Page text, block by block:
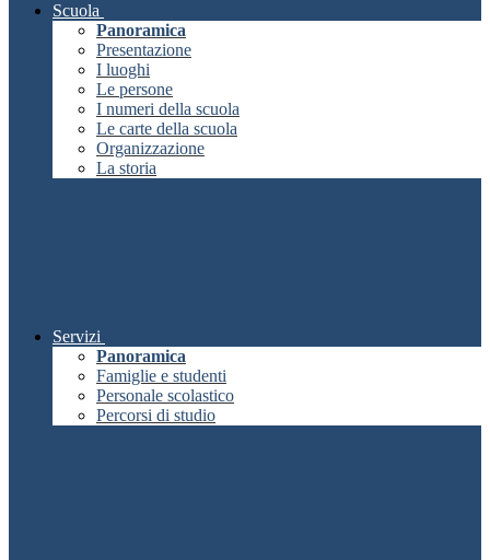
Scuola
Panoramica
Presentazione
I luoghi
Le persone
I numeri della scuola
Le carte della scuola
Organizzazione
La storia
Servizi
Panoramica
Famiglie e studenti
Personale scolastico
Percorsi di studio